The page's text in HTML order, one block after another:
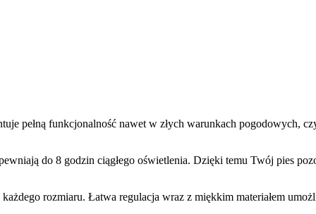
pełną funkcjonalność nawet w złych warunkach pogodowych,
do 8 godzin ciągłego oświetlenia. Dzięki temu Twój pies
rozmiaru. Łatwa regulacja wraz z miękkim materiałem